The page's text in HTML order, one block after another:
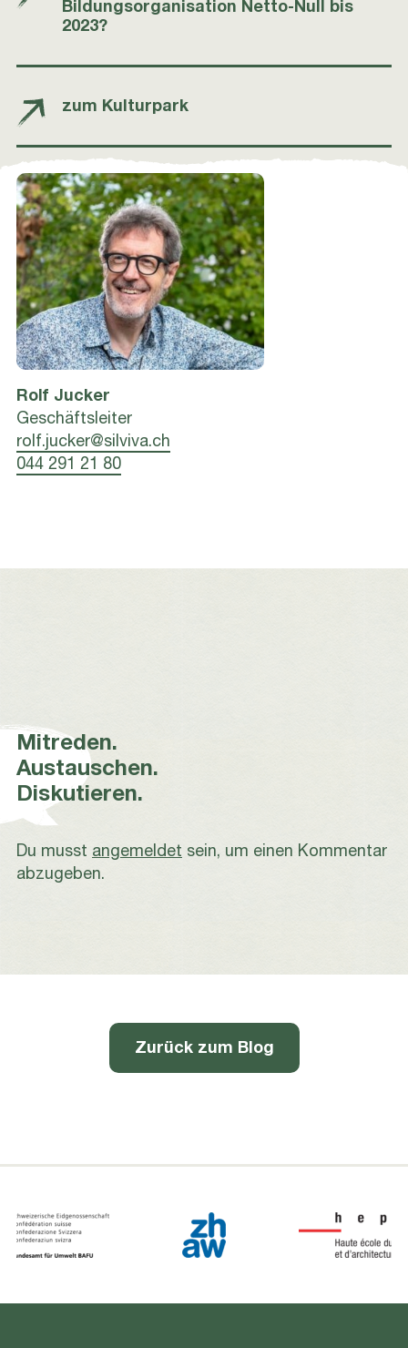
Bildungsorganisation Netto-Null bis
2023?
zum Kulturpark
Rolf Jucker
Geschäftsleiter
rolf.jucker@silviva.ch
044 291 21 80
Mitreden.
Austauschen.
Diskutieren.
Du musst angemeldet sein, um einen Kommentar
abzugeben.
Zurück zum Blog